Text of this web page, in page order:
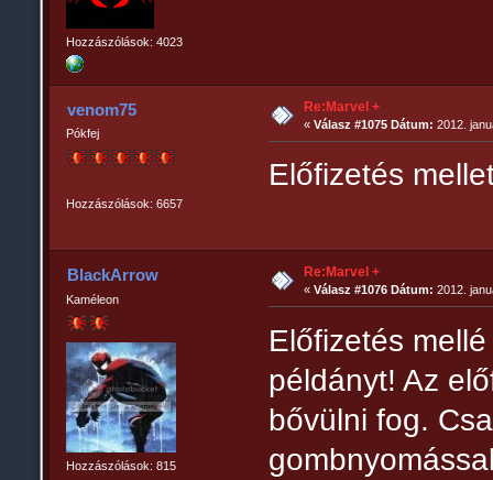
Hozzászólások: 4023
venom75
Pókfej
Hozzászólások: 6657
Re:Marvel +
«Válasz #1075 Dátum: 2012.
Előfizetés
BlackArrow
Kaméleon
Hozzászólások: 815
Re:Marvel +
«Válasz #1076 Dátum: 2012.
Előfizetés
példányt! Az
bővülni fog.